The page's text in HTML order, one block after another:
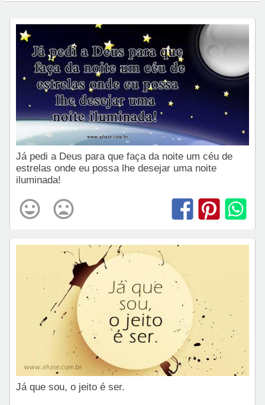
Já pedi a Deus para que faça da noite um céu de
estrelas onde eu possa lhe desejar uma noite
iluminada!
Já que sou, o jeito é ser.